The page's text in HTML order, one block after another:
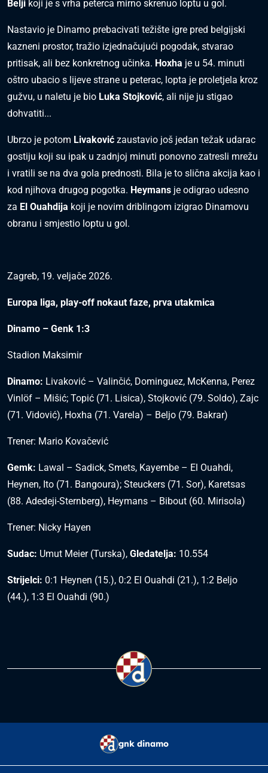
Belji koji je s vrha peterca mirno skrenuo loptu u gol.
Nastavio je Dinamo prebacivati težište igre pred belgijski
kazneni prostor, tražio izjednačujući pogodak, stvarao
pritisak, ali bez konkretnog učinka. Hoxha je u 54. minuti
oštro ubacio s lijeve strane u peterac, lopta je proletjela kroz
gužvu, u naletu je bio Luka Stojković, ali nije ju stigao
dohvatiti...
Ubrzo je potom Livaković zaustavio još jedan težak udarac
gostiju koji su ipak u zadnjoj minuti ponovno zatresli mrežu
i vratili se na dva gola prednosti. Bila je to slična akcija kao i
kod njihova drugog pogotka. Heymans je odigrao udesno
za El Ouahdija koji je novim driblingom izigrao Dinamovu
obranu i smjestio loptu u gol.
Zagreb, 19. veljače 2026.
Europa liga, play-off nokaut faze, prva utakmica
Dinamo – Genk 1:3
Stadion Maksimir
Dinamo: Livaković – Valinčić, Dominguez, McKenna, Perez
Vinlöf – Mišić; Topić (71. Lisica), Stojković (79. Soldo), Zajc
(71. Vidović), Hoxha (71. Varela) – Beljo (79. Bakrar)
Trener: Mario Kovačević
Gemk: Lawal – Sadick, Smets, Kayembe – El Ouahdi,
Heynen, Ito (71. Bangoura); Steuckers (71. Sor), Karetsas
(88. Adedeji-Sternberg), Heymans – Bibout (60. Mirisola)
Trener: Nicky Hayen
Sudac: Umut Meier (Turska), Gledatelja: 10.554
Strijelci: 0:1 Heynen (15.), 0:2 El Ouahdi (21.), 1:2 Beljo
(44.), 1:3 El Ouahdi (90.)
gnk dinamo